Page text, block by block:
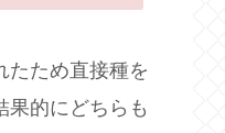
たため直接種を
果的にどちらも